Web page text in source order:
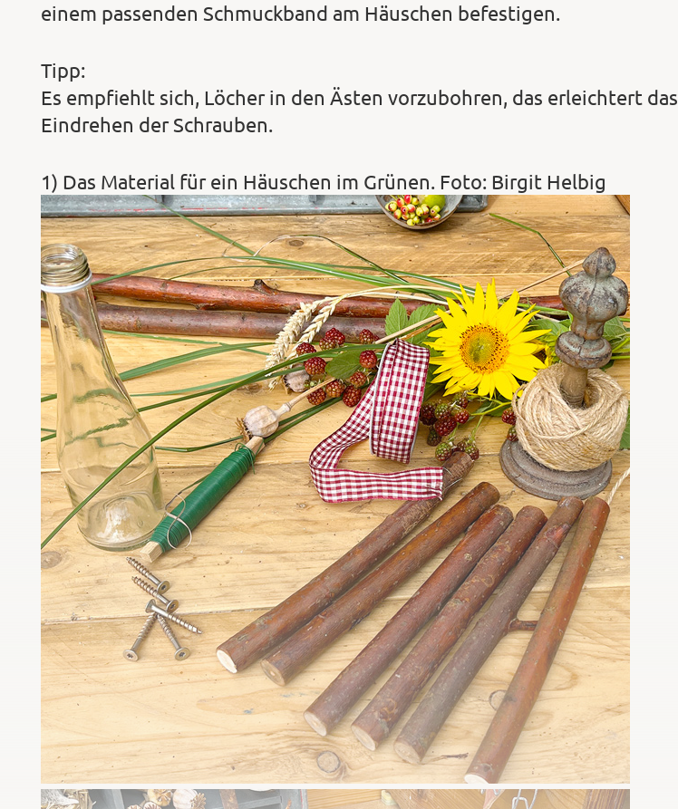
einem passenden Schmuckband am Häuschen befestigen.
Tipp:
Es empfiehlt sich, Löcher in den Ästen vorzubohren, das erleichtert das
Eindrehen der Schrauben.
1) Das Material für ein Häuschen im Grünen. Foto: Birgit Helbig